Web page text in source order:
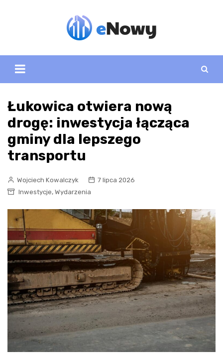
Łukowica otwiera nową
drogę: inwestycja łącząca
gminy dla lepszego
transportu
Wojciech Kowalczyk
7 lipca 2026
Inwestycje, Wydarzenia